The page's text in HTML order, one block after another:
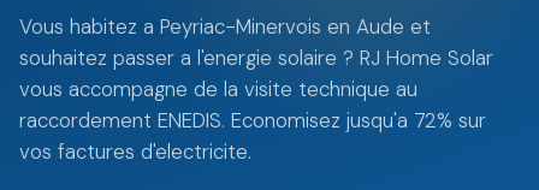
Vous habitez a Peyriac-Minervois en Aude et
souhaitez passer a l'energie solaire ? RJ Home Solar
vous accompagne de la visite technique au
raccordement ENEDIS. Economisez jusqu'a 72% sur
vos factures d'electricite.